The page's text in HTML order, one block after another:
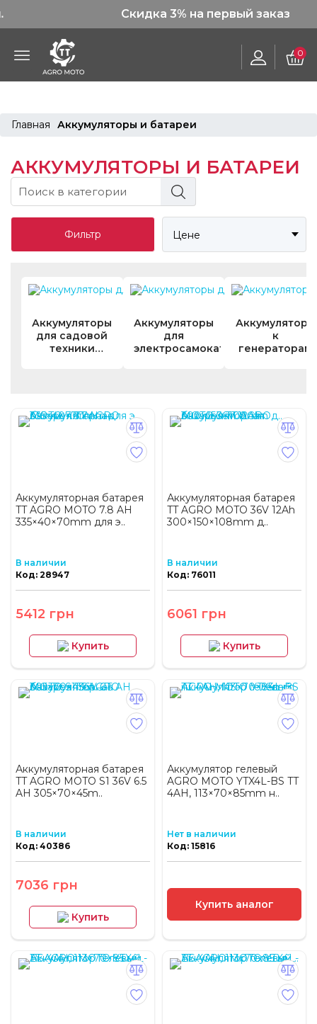
Скидка 3% на первый заказ
0
Главная Аккумуляторы и батареи
АККУМУЛЯТОРЫ И БАТАРЕИ
Фильтр Цене
Аккумуляторы
для садовой
техники
Аккумуляторы
для
электросамокатов
Аккумуляторы
к
генераторам
Аккумуляторная батарея
TT AGRO MOTO 7.8 AH
335×40×70mm для э..
В наличии
Код: 28947
5412 грн
Купить
Аккумуляторная батарея
TT AGRO MOTO 36V 12Ah
300×150×108mm д..
В наличии
Код: 76011
6061 грн
Купить
Аккумуляторная батарея
TT AGRO MOTO S1 36V 6.5
AH 305×70×45m..
В наличии
Код: 40386
7036 грн
Купить
Аккумулятор гелевый
AGRO MOTO YTX4L-BS TT
4AH, 113×70×85mm н..
Нет в наличии
Код: 15816
Купить аналог